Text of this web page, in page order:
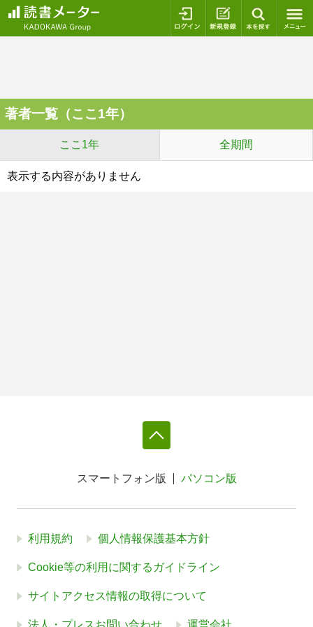
ログイン 新規登録
著者一覧（ここ1年）
ここ1年 全期間
表示する内容がありません
スマートフォン版 パソコン版
利用規約 個人情報保護基本方針
Cookie等の利用に関するガイドライン
サイトアクセス情報の取得について
法人・プレスお問い合わせ 運営会社